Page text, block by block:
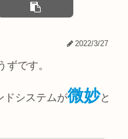
2022/3/27
ずです。
ドシステムが微妙と